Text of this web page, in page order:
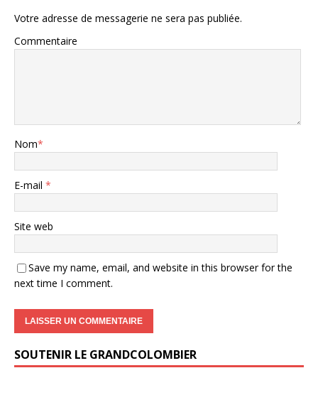
Votre adresse de messagerie ne sera pas publiée.
Commentaire
Nom*
E-mail *
Site web
Save my name, email, and website in this browser for the
next time I comment.
SOUTENIR LE GRANDCOLOMBIER